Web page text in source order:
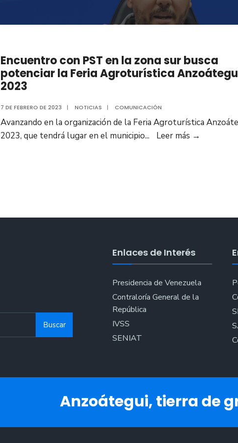
Encuentro con PST en la zona sur busca
potenciar la Feria Agroturística
2023
7 DE FEBRERO DE 2023 | NOTICIAS | COMUNICACIÓN
Avanzando en la organización de la Feria Agroturística
2023, que tendrá lugar en el municipio... Leer más →
sur
Buscar
Enlaces de Interés
Presidencia de Venezuela
Contraloría General de la
República
IVSS
SENIAT
Anzoátegui, tierra de